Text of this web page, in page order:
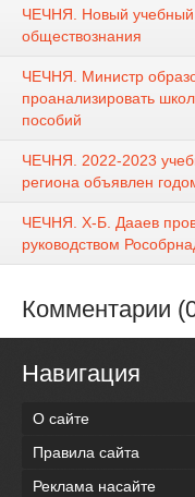
ЧЕЧНЯ. Новый учебный
обществознания
ЧЕЧНЯ. Министр
проанализировать
пособий
ЧЕЧНЯ. 2022-2023
региона объявлен
ЧЕЧНЯ. Х-Б. Дааев
руководством
Комментарии
Навигация
О сайте
Правила сайта
Реклама насайте